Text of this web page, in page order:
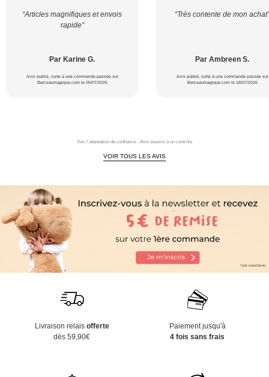
“Articles magnifiques et envois
rapide”
Par Karine G.
Avis publié, suite à une commande passée sur
Berceaumagique.com le 05/07/2026
“Très contente de mon achat”
Par Ambreen S.
Avis publié, suite à une commande passée sur
Berceaumagique.com le 18/07/2026
Voir l'attestation de confiance - Avis soumis à un contrôle
VOIR TOUS LES AVIS
Livraison relais offerte
dès 59,90€
Paiement jusqu'à
4 fois sans frais